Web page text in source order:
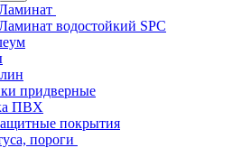
водостойкий SPC
придверные
ПВХ
покрытия
пороги